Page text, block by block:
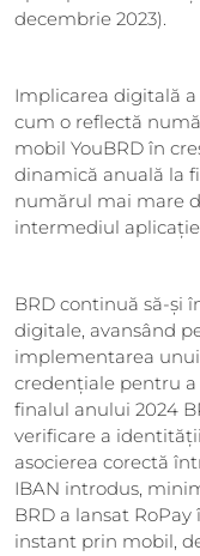
decembrie 2023).
Implicarea digitală a
cum o reflectă
mobil YouBRD în
dinamică anuală la
numărul mai mare
intermediul
BRD continuă să-și
digitale, avansând
implementarea
credențiale pentru
finalul anului 2024
verificare a
asocierea corectă
IBAN introdus,
BRD a lansat
instant prin mobil,